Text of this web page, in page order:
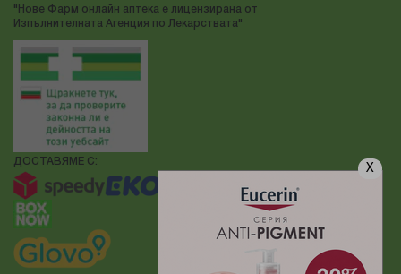
X
"Нове Фарм онлайн аптека е лицензирана от
Изпълнителната Агенция по Лекарствата"
ДОСТАВЯМЕ С: